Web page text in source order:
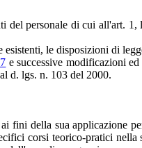
personale di cui all'art.
le disposizioni di
e successive modificazioni
d. lgs. n. 103 del 2000.
fini della sua applicazione
corsi teorico-pratici